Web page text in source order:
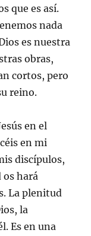
que es así.
nada
es nuestra
obras,
cortos, pero
reino.
en el
en mi
discípulos,
os hará
La plenitud
la
Es en una